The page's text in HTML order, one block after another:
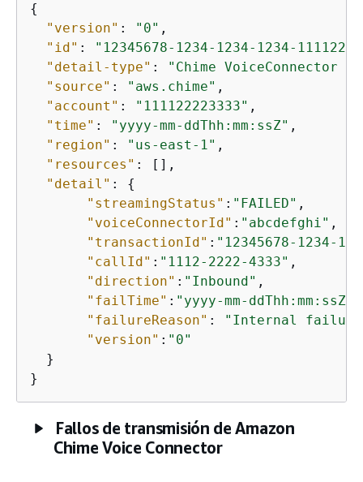
{
"version" : "0" ,
"id" :
"12345678-1234-1234-1234-
"detail-type" :
"Chime VoiceConnector
"source" : "aws.chime" ,
"account" : "111122223333" ,
"time" : "yyyy-mm-ddThh:mm:ssZ" ,
"region" : "us-east-1" ,
"resources" : [],
"detail" : {
"streamingStatus" : "FAILED" ,
"voiceConnectorId" : "abcdefghi" ,
"transactionId" : "12345678-1234-
"callId" : "1112-2222-4333" ,
"direction" : "Inbound" ,
"failTime" : "yyyy-mm-ddThh:mm:ssZ"
"failureReason" :
"Internal
"version" : "0"
  }
}
Fallos de transmisión de Amazon
Chime Voice Connector